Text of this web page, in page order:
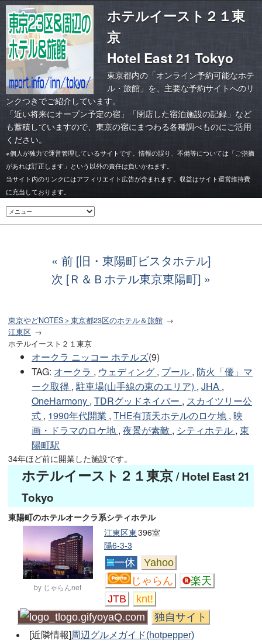
ホテルイースト２１東
京
Hotel East 21 Tokyo
東京都内の「オンライン予約可能なホテ
ル・旅館」を、主要な予約サイトへのリ
ンクつきでご紹介しています。
「近い将来にオープン予定の宿 」「閉店した宿泊施設の記録 」など
も蓄積していますので、東京の宿にまつわる各種調べものにご活用
ください。
※個人が独力で運営管理しているサイトです。情報の誤り、不備等については「ご指摘
があれば訂正します」という以外の責任は負いかねます。
当サイト内のリンクにはアフィリエイト広告が含まれます。収益はサイト運営維持費
に充当しております。
前 [旧・東陽町ビスタホテル]
次 [Ｒ＆Ｂホテル東京東陽町]
東京やどNOTES＞東京都23区のホテル＆旅館
江東区
ホテルイースト２１東京
オークラ ニッコー ホテルズ(9)
TAG: オークラ , ウェディング , プール , 防火「優」マ
ーク取得 , 駐車場(山手線の東のエリア) , JHA ,
OneHarmony , TDRグッドネイバー , スカイツリー公
式 , 1990年代開業 , THE有頂天ホテルのロケ地 , 映
画・ドラマのロケ地 , 夜景が素敵 , シティホテル , 東
陽町駅
34年ほど前に開業した施設です。
ホテルイースト２１東京/ Hotel East 21
Tokyo
東陽町のホテルオークラ系シティホテル
by じゃらんnet
396室
江東区東
陽6-3-3
一休
Yahoo
じゃらん
楽天
JTB
knt!
yoyaQ.com
独自サイト
[近隣情報] 周辺グルメガイド(hotpepper)